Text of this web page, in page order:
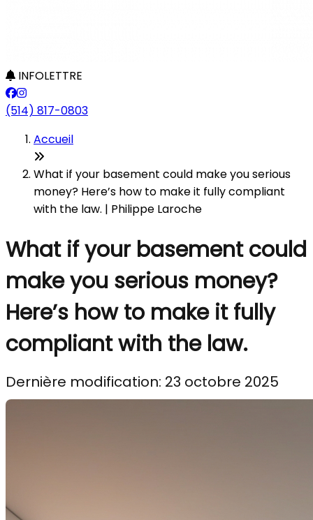
INFOLETTRE
(514) 817-0803
Accueil
What if your basement could make you serious
money? Here’s how to make it fully compliant
with the law. | Philippe Laroche
What if your basement could
make you serious money?
Here’s how to make it fully
compliant with the law.
Dernière modification: 23 octobre 2025